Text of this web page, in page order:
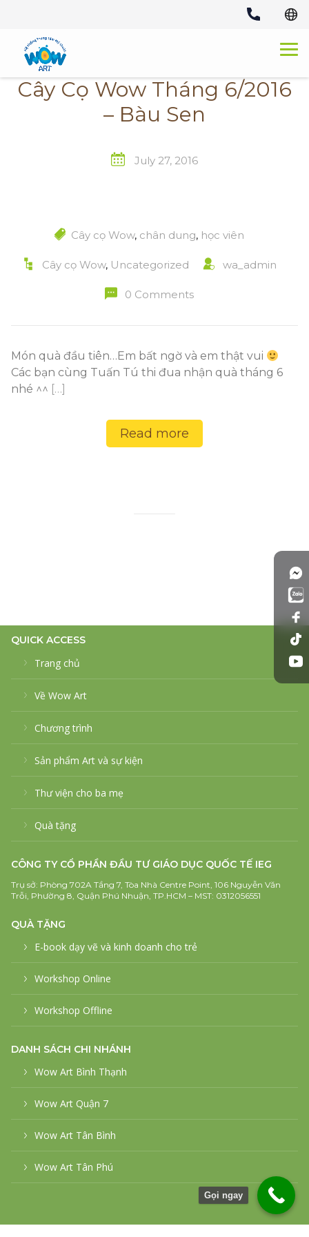
content
Cây Cọ Wow Tháng 6/2016
– Bàu Sen
July 27, 2016
Cây cọ Wow, chân dung, học viên
Cây cọ Wow, Uncategorized wa_admin
0 Comments
Món quà đầu tiên…Em bất ngờ và em thật vui
Các bạn cùng Tuấn Tú thi đua nhận quà tháng 6
nhé ^^ […]
Read more
QUICK ACCESS
Trang chủ
Về Wow Art
Chương trình
Sản phẩm Art và sự kiện
Thư viện cho ba mẹ
Quà tặng
CÔNG TY CỔ PHẦN ĐẦU TƯ GIÁO DỤC QUỐC TẾ IEG
Trụ sở: Phòng 702A Tầng 7, Tòa Nhà Centre Point, 106 Nguyễn Văn
Trỗi, Phường 8, Quận Phú Nhuận, TP.HCM – MST: 0312056551
QUÀ TẶNG
E-book dạy vẽ và kinh doanh cho trẻ
Workshop Online
Workshop Offline
DANH SÁCH CHI NHÁNH
Wow Art Bình Thạnh
Wow Art Quận 7
Wow Art Tân Bình
Wow Art Tân Phú
Gọi ngay